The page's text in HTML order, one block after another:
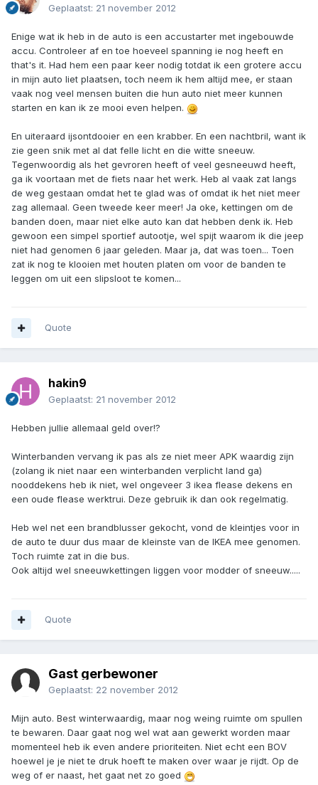
Geplaatst: 21 november 2012
Enige wat ik heb in de auto is een accustarter met ingebouwde
accu. Controleer af en toe hoeveel spanning ie nog heeft en
that's it. Had hem een paar keer nodig totdat ik een grotere accu
in mijn auto liet plaatsen, toch neem ik hem altijd mee, er staan
vaak nog veel mensen buiten die hun auto niet meer kunnen
starten en kan ik ze mooi even helpen.
En uiteraard ijsontdooier en een krabber. En een nachtbril, want ik
zie geen snik met al dat felle licht en die witte sneeuw.
Tegenwoordig als het gevroren heeft of veel gesneeuwd heeft,
ga ik voortaan met de fiets naar het werk. Heb al vaak zat langs
de weg gestaan omdat het te glad was of omdat ik het niet meer
zag allemaal. Geen tweede keer meer! Ja oke, kettingen om de
banden doen, maar niet elke auto kan dat hebben denk ik. Heb
gewoon een simpel sportief autootje, wel spijt waarom ik die jeep
niet had genomen 6 jaar geleden. Maar ja, dat was toen... Toen
zat ik nog te klooien met houten platen om voor de banden te
leggen om uit een slipsloot te komen...
Quote
hakin9
Geplaatst: 21 november 2012
Hebben jullie allemaal geld over!?
Winterbanden vervang ik pas als ze niet meer APK waardig zijn
(zolang ik niet naar een winterbanden verplicht land ga)
nooddekens heb ik niet, wel ongeveer 3 ikea flease dekens en
een oude flease werktrui. Deze gebruik ik dan ook regelmatig.
Heb wel net een brandblusser gekocht, vond de kleintjes voor in
de auto te duur dus maar de kleinste van de IKEA mee genomen.
Toch ruimte zat in die bus.
Ook altijd wel sneeuwkettingen liggen voor modder of sneeuw.....
Quote
Gast gerbewoner
Geplaatst: 22 november 2012
Mijn auto. Best winterwaardig, maar nog weing ruimte om spullen
te bewaren. Daar gaat nog wel wat aan gewerkt worden maar
momenteel heb ik even andere prioriteiten. Niet echt een BOV
hoewel je je niet te druk hoeft te maken over waar je rijdt. Op de
weg of er naast, het gaat net zo goed